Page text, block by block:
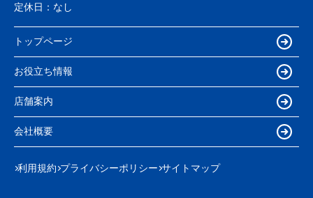
定休日： なし
トップページ
お役立ち情報
店舗案内
会社概要
利用規約 プライバシーポリシー サイトマップ